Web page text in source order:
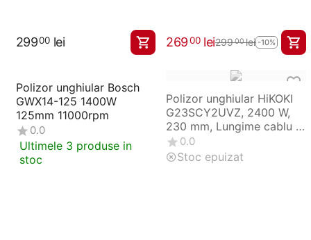
29900 lei 26900 lei29900lei -10%
Polizor unghiular Bosch
GWX14-125 1400W
125mm 11000rpm
0.0
Ultimele 3 produse in
stoc
Polizor unghiular HiKOKI
G23SCY2UVZ, 2400 W,
230 mm, Lungime cablu 4
m 0.0
Stoc epuizat